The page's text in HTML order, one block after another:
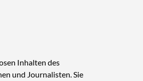
Inhalten des
und Journalisten. Sie